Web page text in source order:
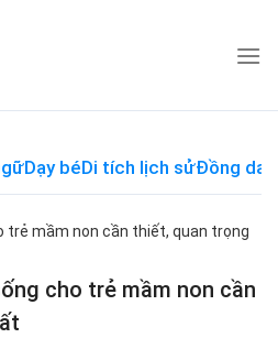
Dạy béDi tích lịch sửĐồng dao
trẻ mầm non cần thiết, quan trọng
cho trẻ mầm non cần